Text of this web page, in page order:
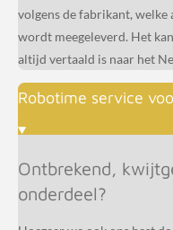
volgens de fabrikant,
wordt meegeleverd. Het
altijd vertaald is naar het
Robotime service
Ontbrekend,
onderdeel?